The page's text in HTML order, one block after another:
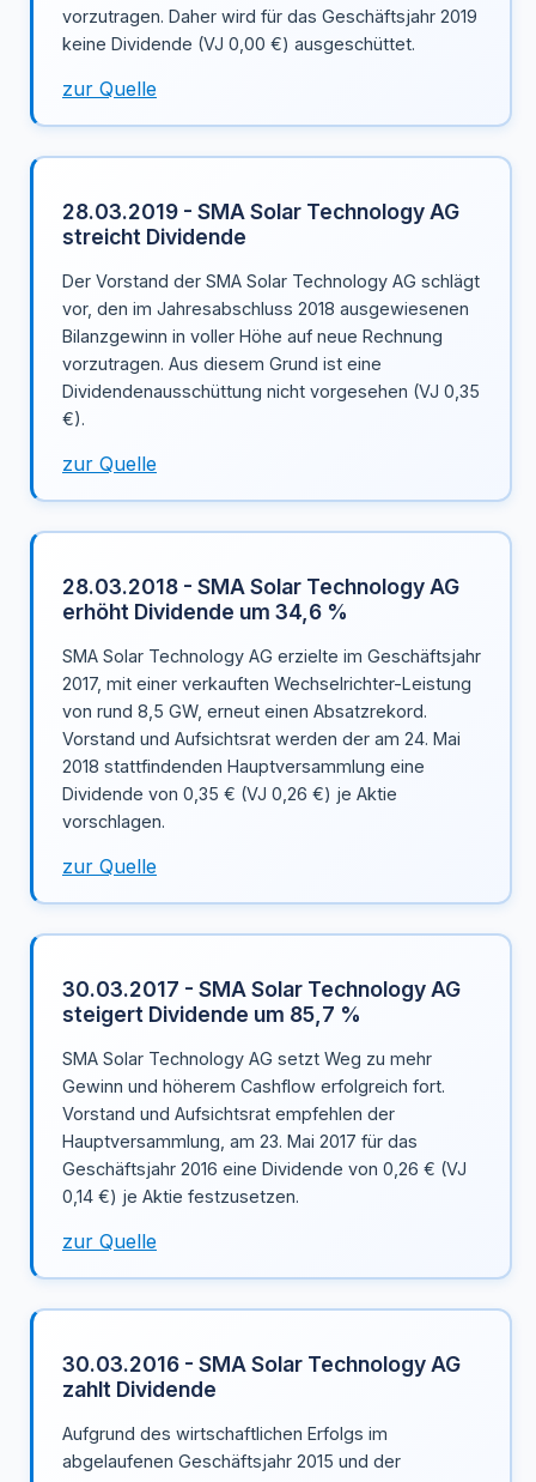
vorzutragen. Daher wird für das Geschäftsjahr 2019
keine Dividende (VJ 0,00 €) ausgeschüttet.
zur Quelle
28.03.2019 - SMA Solar Technology AG
streicht Dividende
Der Vorstand der SMA Solar Technology AG schlägt
vor, den im Jahresabschluss 2018 ausgewiesenen
Bilanzgewinn in voller Höhe auf neue Rechnung
vorzutragen. Aus diesem Grund ist eine
Dividendenausschüttung nicht vorgesehen (VJ 0,35
€).
zur Quelle
28.03.2018 - SMA Solar Technology AG
erhöht Dividende um 34,6 %
SMA Solar Technology AG erzielte im Geschäftsjahr
2017, mit einer verkauften Wechselrichter-Leistung
von rund 8,5 GW, erneut einen Absatzrekord.
Vorstand und Aufsichtsrat werden der am 24. Mai
2018 stattfindenden Hauptversammlung eine
Dividende von 0,35 € (VJ 0,26 €) je Aktie
vorschlagen.
zur Quelle
30.03.2017 - SMA Solar Technology AG
steigert Dividende um 85,7 %
SMA Solar Technology AG setzt Weg zu mehr
Gewinn und höherem Cashflow erfolgreich fort.
Vorstand und Aufsichtsrat empfehlen der
Hauptversammlung, am 23. Mai 2017 für das
Geschäftsjahr 2016 eine Dividende von 0,26 € (VJ
0,14 €) je Aktie festzusetzen.
zur Quelle
30.03.2016 - SMA Solar Technology AG
zahlt Dividende
Aufgrund des wirtschaftlichen Erfolgs im
abgelaufenen Geschäftsjahr 2015 und der